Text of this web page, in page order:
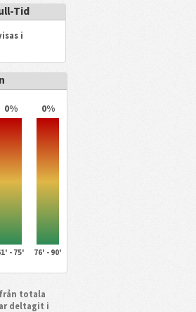
Tid
i
0% 0%
- 75' 76' - 90'
från totala
deltagit i